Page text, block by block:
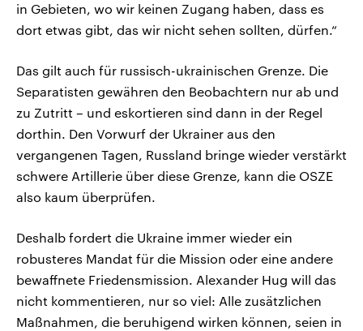
in Gebieten, wo wir keinen Zugang haben, dass es
dort etwas gibt, das wir nicht sehen sollten, dürfen.“
Das gilt auch für russisch-ukrainischen Grenze. Die
Separatisten gewähren den Beobachtern nur ab und
zu Zutritt – und eskortieren sind dann in der Regel
dorthin. Den Vorwurf der Ukrainer aus den
vergangenen Tagen, Russland bringe wieder verstärkt
schwere Artillerie über diese Grenze, kann die OSZE
also kaum überprüfen.
Deshalb fordert die Ukraine immer wieder ein
robusteres Mandat für die Mission oder eine andere
bewaffnete Friedensmission. Alexander Hug will das
nicht kommentieren, nur so viel: Alle zusätzlichen
Maßnahmen, die beruhigend wirken können, seien in